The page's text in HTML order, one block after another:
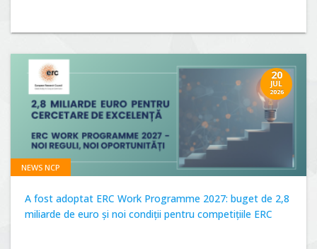
20
JUL
2026
NEWS NCP
A fost adoptat ERC Work Programme 2027: buget de 2,8
miliarde de euro și noi condiții pentru competițiile ERC